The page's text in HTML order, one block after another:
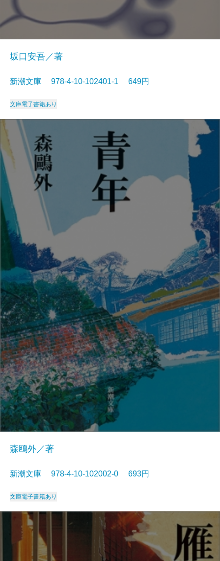
坂口安吾／著
新潮文庫 978-4-10-102401-1 649円
文庫電子書籍あり
森鴎外／著
新潮文庫 978-4-10-102002-0 693円
文庫電子書籍あり